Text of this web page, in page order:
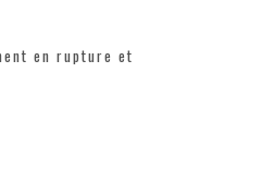
en rupture et